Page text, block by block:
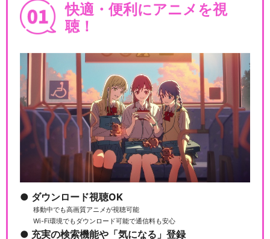
快適・便利にアニメを視
聴！
ダウンロード視聴OK
移動中でも高画質アニメが視聴可能
Wi-Fi環境でもダウンロード可能で通信料も安心
充実の検索機能や「気になる」登録